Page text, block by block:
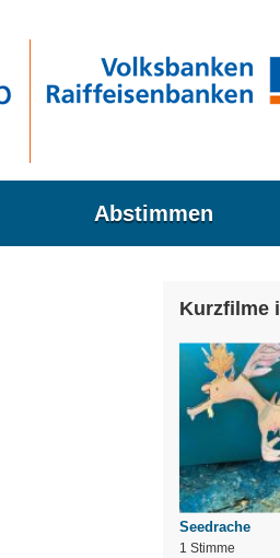
Abstimmen
Kurzfilme
Seedrache
1 Stimme